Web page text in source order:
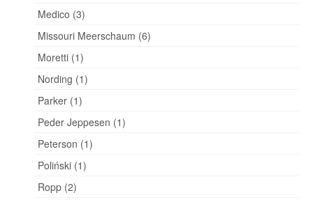
Medico (3)
Missouri Meerschaum (6)
Moretti (1)
Nording (1)
Parker (1)
Peder Jeppesen (1)
Peterson (1)
Poliński (1)
Ropp (2)